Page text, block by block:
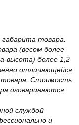
товара.
(весом более
высота) более 1,2
отличающейся
Стоимость
оговариваются
службой
и